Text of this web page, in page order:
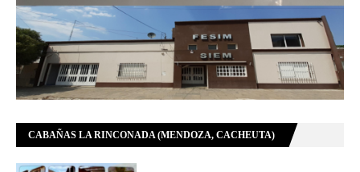
CABAÑAS LA RINCONADA (MENDOZA, CACHEUTA)